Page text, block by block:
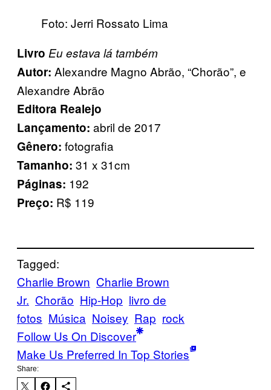
Foto: Jerri Rossato Lima
Livro Eu estava lá também
Autor: Alexandre Magno Abrão, “Chorão”, e
Alexandre Abrão
Editora Realejo
Lançamento: abril de 2017
Gênero: fotografia
Tamanho: 31 x 31cm
Páginas: 192
Preço: R$ 119
Tagged:
Charlie Brown Charlie Brown
Jr. Chorão Hip-Hop livro de
fotos Música Noisey Rap rock
Follow Us On Discover
Make Us Preferred In Top Stories
Share: